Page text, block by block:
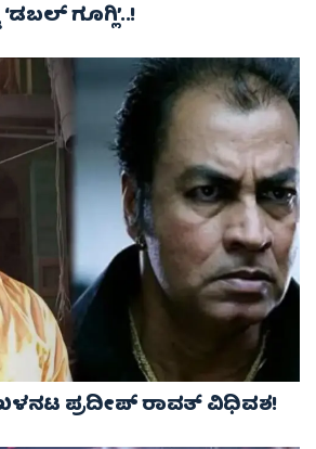
ಗೂಗ್ಲಿ’..!
ಪ್ರದೀಪ್ ರಾವತ್ ವಿಧಿವಶ!